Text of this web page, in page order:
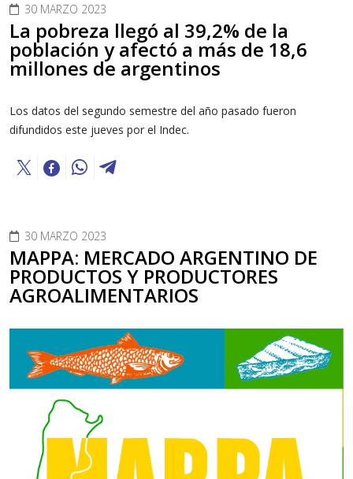
30 MARZO 2023
La pobreza llegó al 39,2% de la
población y afectó a más de 18,6
millones de argentinos
Los datos del segundo semestre del año pasado fueron
difundidos este jueves por el Indec.
30 MARZO 2023
MAPPA: MERCADO ARGENTINO DE
PRODUCTOS Y PRODUCTORES
AGROALIMENTARIOS